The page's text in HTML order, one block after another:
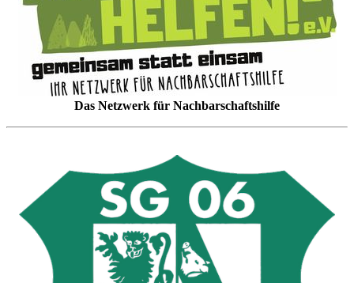
Das Netzwerk für Nachbarschaftshilfe